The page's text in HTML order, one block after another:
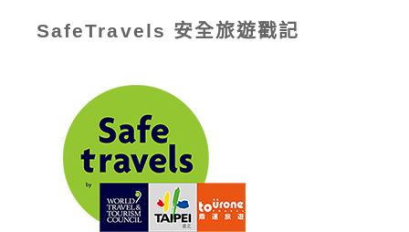
SafeTravels 安全旅遊戳記